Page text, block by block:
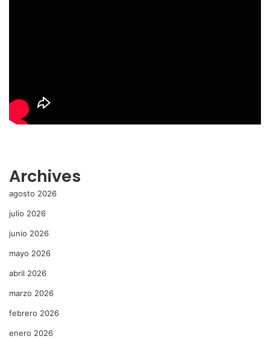
Archives
agosto 2026
julio 2026
junio 2026
mayo 2026
abril 2026
marzo 2026
febrero 2026
enero 2026